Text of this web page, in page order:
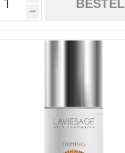
h
BESTEL